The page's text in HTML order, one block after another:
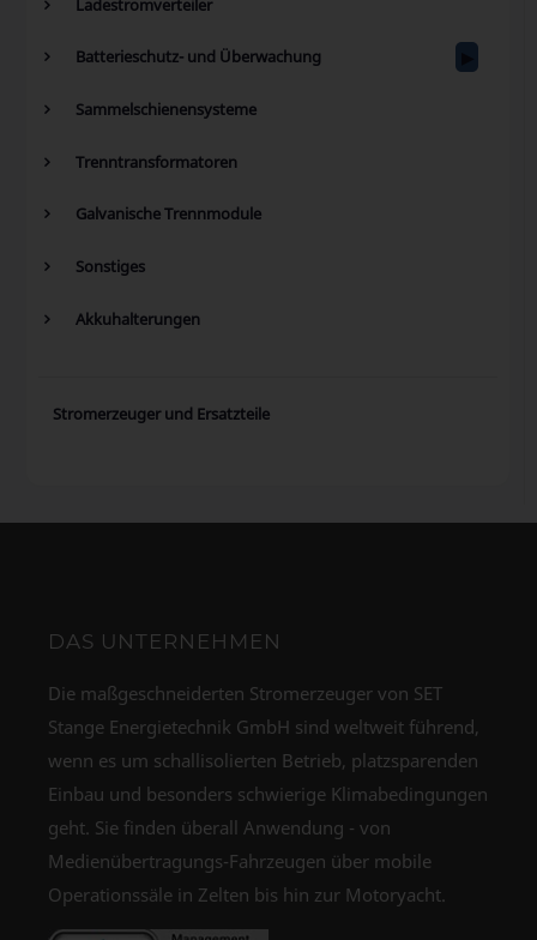
Batterieschutz- und Überwachung
Sammelschienensysteme
Trenntransformatoren
Galvanische Trennmodule
Sonstiges
Akkuhalterungen
Stromerzeuger und Ersatzteile
DAS UNTERNEHMEN
Die maßgeschneiderten Stromerzeuger von SET
Stange Energietechnik GmbH sind weltweit führend,
wenn es um schallisolierten Betrieb, platzsparenden
Einbau und besonders schwierige Klimabedingungen
geht. Sie finden überall Anwendung - von
Medienübertragungs-Fahrzeugen über mobile
Operationssäle in Zelten bis hin zur Motoryacht.